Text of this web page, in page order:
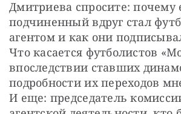
Дмитриева спросите: почему
подчиненный вдруг стал
агентом и как они
Что касается футболистов
впоследствии ставших
подробности их переходов
И еще: председатель